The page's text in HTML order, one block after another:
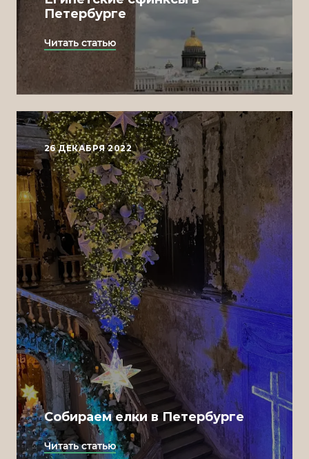
Петербурге
Читать статью
26 ДЕКАБРЯ 2022
Собираем елки в Петербурге
Читать статью